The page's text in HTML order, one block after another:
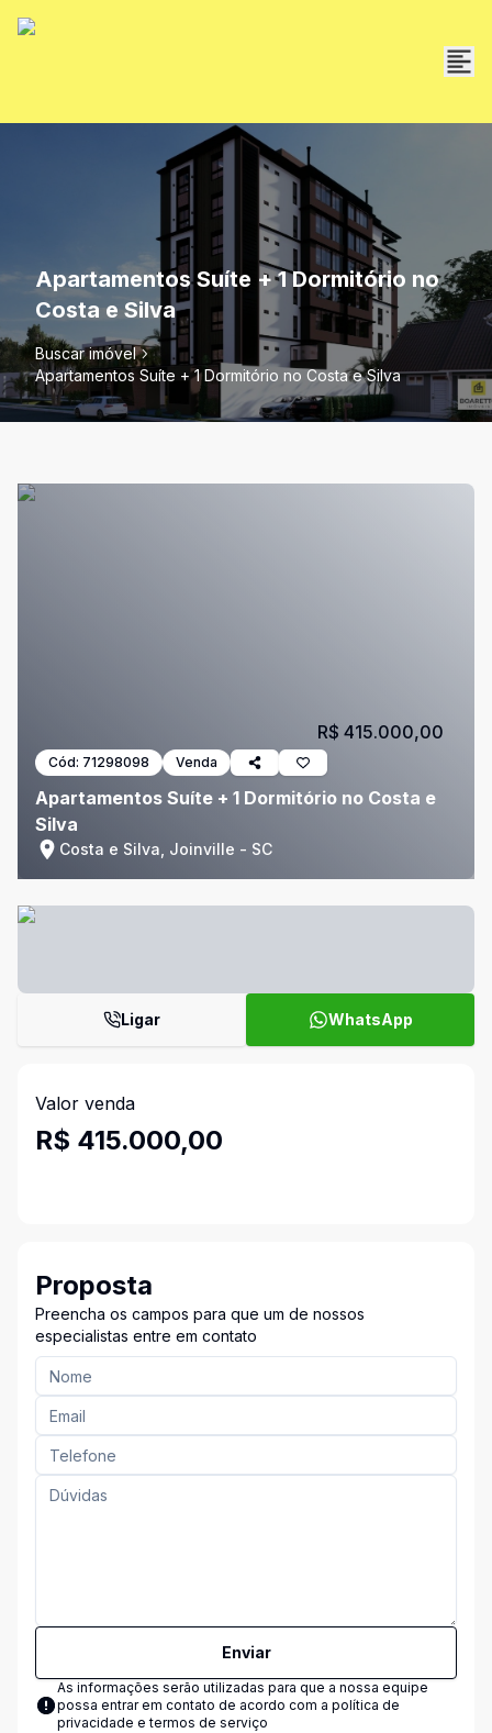
Apartamentos Suíte + 1 Dormitório no
Costa e Silva
Buscar imóvel
Apartamentos Suíte + 1 Dormitório no Costa e Silva
Cód: 71298098 Venda
Apartamentos Suíte + 1 Dormitório no Costa e
Silva
Costa e Silva, Joinville - SC
R$ 415.000,00
Ligar WhatsApp
Valor venda
R$ 415.000,00
Proposta
Preencha os campos para que um de nossos
especialistas entre em contato
Enviar
As informações serão utilizadas para que a nossa equipe
possa entrar em contato de acordo com a política de
privacidade e termos de serviço